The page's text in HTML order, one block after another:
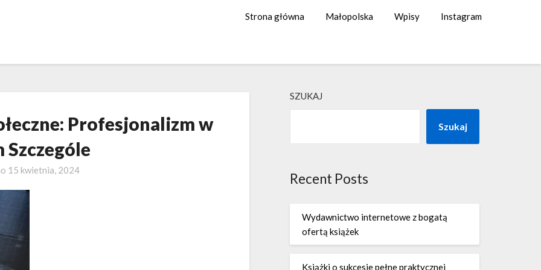
Strona główna Małopolska Wpisy Instagram
Profesjonalizm w
Szczególe
15 kwietnia, 2024
SZUKAJ
Szukaj
Recent Posts
Wydawnictwo internetowe z bogatą
ofertą książek
Książki o sukcesie pełne praktycznej